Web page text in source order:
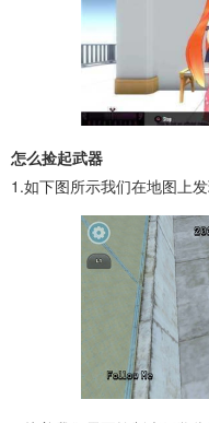
怎么捡起武器
1.如下图所示我们在地图上